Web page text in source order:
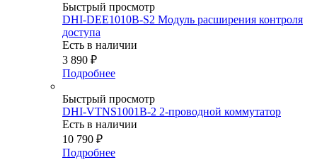
Быстрый просмотр
DHI-DEE1010B-S2 Модуль расширения контроля
доступа
Есть в наличии
3 890 ₽
Подробнее
Быстрый просмотр
DHI-VTNS1001B-2 2-проводной коммутатор
Есть в наличии
10 790 ₽
Подробнее